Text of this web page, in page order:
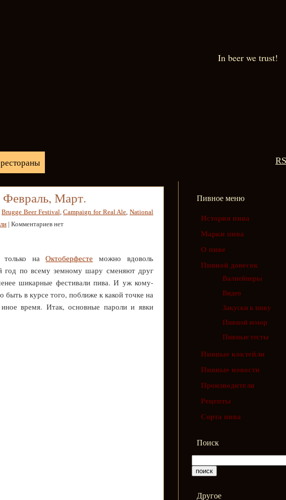
In beer we trust!
Март.
Brugge Beer Festival,Campaign for Real Ale, National
| Комментариев нет
только наОктоберфесте можно вдоволь
год по всему земному шару сменяют друг
шикарные фестивали пива. И уж кому-
в курсе того, поближе к какой точке на
время. Итак, основные пароли и явки
Пивное меню
История пива
Марки пива
О пиве
Пивной довесок
Валпейперы
Видео
Закуски к пиву
Пивной юмор
Пивные тесты
Пивные коктейли
Пивные новости
Производители
Рецепты
Сорта пива
Поиск
Другое